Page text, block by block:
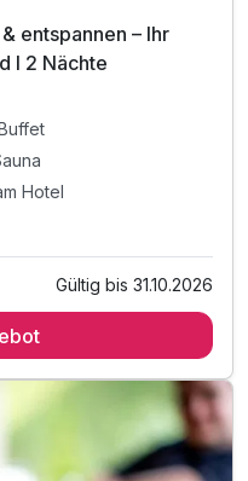
entspannen – Ihr
I 2 Nächte
Hotel
Hotel
Gültig bis 31.10.2026